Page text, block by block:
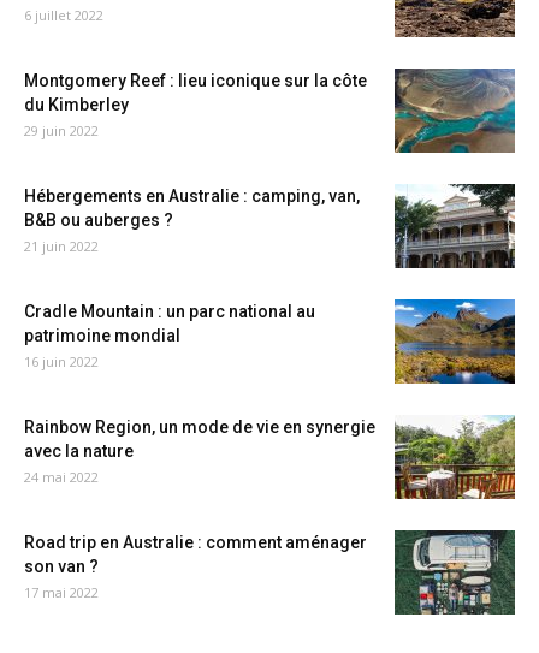
6 juillet 2022
Montgomery Reef : lieu iconique sur la côte
du Kimberley
29 juin 2022
Hébergements en Australie : camping, van,
B&B ou auberges ?
21 juin 2022
Cradle Mountain : un parc national au
patrimoine mondial
16 juin 2022
Rainbow Region, un mode de vie en synergie
avec la nature
24 mai 2022
Road trip en Australie : comment aménager
son van ?
17 mai 2022